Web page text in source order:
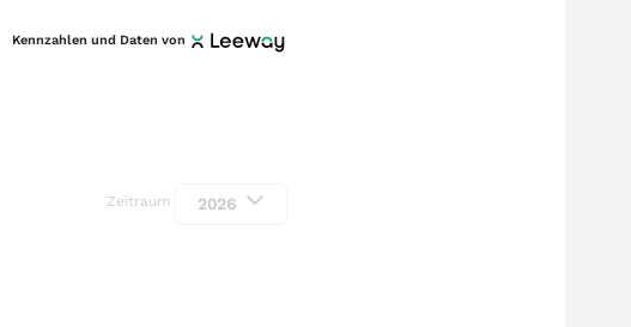
Kennzahlen und Daten von
Zeitraum 2026